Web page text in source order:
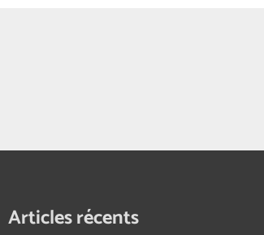
Articles récents